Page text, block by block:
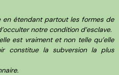
en étendant partout les formes de
notre condition d’esclave.
est vraiment et non telle qu’elle
constitue la subversion la plus